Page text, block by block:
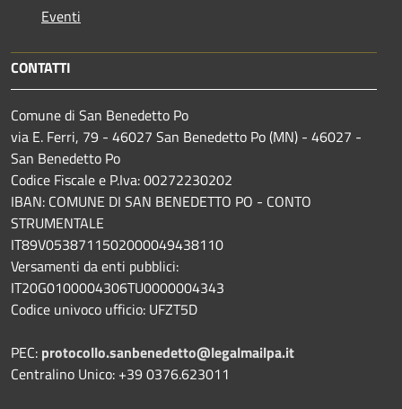
Eventi
CONTATTI
Comune di San Benedetto Po
via E. Ferri, 79 - 46027 San Benedetto Po (MN) - 46027 -
San Benedetto Po
Codice Fiscale e P.Iva: 00272230202
IBAN: COMUNE DI SAN BENEDETTO PO - CONTO
STRUMENTALE
IT89V0538711502000049438110
Versamenti da enti pubblici:
IT20G0100004306TU0000004343
Codice univoco ufficio: UFZT5D
PEC: protocollo.sanbenedetto@legalmailpa.it
Centralino Unico: +39 0376.623011